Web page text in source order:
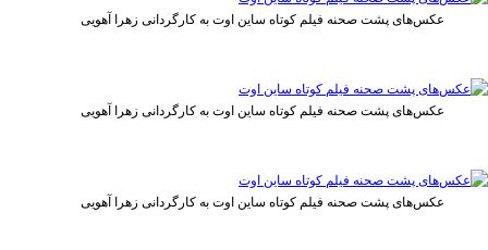
عکس‌های پشت صحنه فیلم کوتاه ساین اوت به کارگردانی زهرا آهویی
عکس‌های پشت صحنه فیلم کوتاه ساین اوت به کارگردانی زهرا آهویی
عکس‌های پشت صحنه فیلم کوتاه ساین اوت به کارگردانی زهرا آهویی